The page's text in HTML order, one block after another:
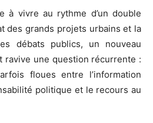
à vivre au rythme d’un double
des grands projets urbains et la
débats publics, un nouveau
ravive une question récurrente :
floues entre l’information
politique et le recours au